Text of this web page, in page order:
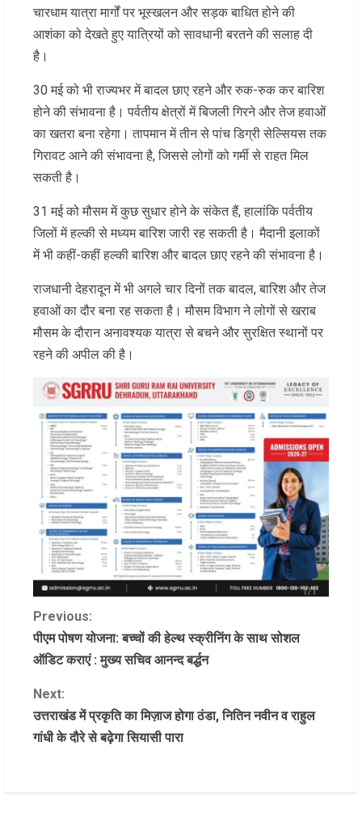
चारधाम यात्रा मार्गों पर भूस्खलन और सड़क बाधित होने की
आशंका को देखते हुए यात्रियों को सावधानी बरतने की सलाह दी
है।
30 मई को भी राज्यभर में बादल छाए रहने और रुक-रुक कर बारिश
होने की संभावना है। पर्वतीय क्षेत्रों में बिजली गिरने और तेज हवाओं
का खतरा बना रहेगा। तापमान में तीन से पांच डिग्री सेल्सियस तक
गिरावट आने की संभावना है, जिससे लोगों को गर्मी से राहत मिल
सकती है।
31 मई को मौसम में कुछ सुधार होने के संकेत हैं, हालांकि पर्वतीय
जिलों में हल्की से मध्यम बारिश जारी रह सकती है। मैदानी इलाकों
में भी कहीं-कहीं हल्की बारिश और बादल छाए रहने की संभावना है।
राजधानी देहरादून में भी अगले चार दिनों तक बादल, बारिश और तेज
हवाओं का दौर बना रह सकता है। मौसम विभाग ने लोगों से खराब
मौसम के दौरान अनावश्यक यात्रा से बचने और सुरक्षित स्थानों पर
रहने की अपील की है।
C
o
n
t
Previous:
पीएम पोषण योजना: बच्चों की हेल्थ स्क्रीनिंग के साथ सोशल
ऑडिट कराएं : मुख्य सचिव आनन्द बर्द्धन
Next:
उत्तराखंड में प्रकृति का मिज़ाज होगा ठंडा, नितिन नवीन व राहुल
गांधी के दौरे से बढ़ेगा सियासी पारा